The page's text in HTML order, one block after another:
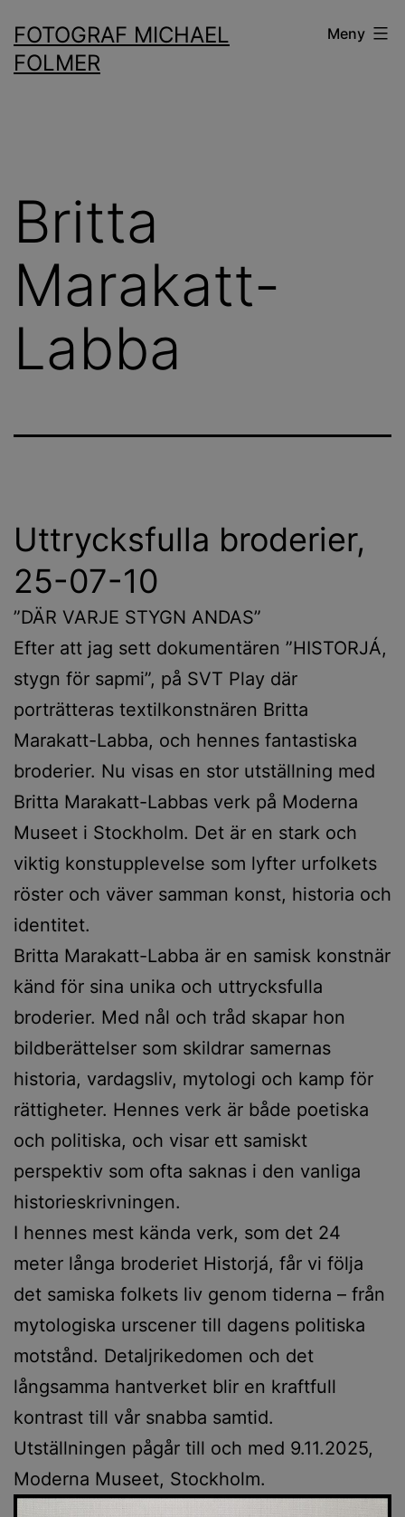
till
innehåll
FOTOGRAF MICHAEL
FOLMER
Meny
Britta
Marakatt-
Labba
Uttrycksfulla broderier,
25-07-10
”DÄR VARJE STYGN ANDAS”
Efter att jag sett dokumentären ”HISTORJÁ,
stygn för sapmi”, på SVT Play där
porträtteras textilkonstnären Britta
Marakatt-Labba, och hennes fantastiska
broderier. Nu visas en stor utställning med
Britta Marakatt-Labbas verk på Moderna
Museet i Stockholm. Det är en stark och
viktig konstupplevelse som lyfter urfolkets
röster och väver samman konst, historia och
identitet.
Britta Marakatt-Labba är en samisk konstnär
känd för sina unika och uttrycksfulla
broderier. Med nål och tråd skapar hon
bildberättelser som skildrar samernas
historia, vardagsliv, mytologi och kamp för
rättigheter. Hennes verk är både poetiska
och politiska, och visar ett samiskt
perspektiv som ofta saknas i den vanliga
historieskrivningen.
I hennes mest kända verk, som det 24
meter långa broderiet Historjá, får vi följa
det samiska folkets liv genom tiderna – från
mytologiska urscener till dagens politiska
motstånd. Detaljrikedomen och det
långsamma hantverket blir en kraftfull
kontrast till vår snabba samtid.
Utställningen pågår till och med 9.11.2025,
Moderna Museet, Stockholm.